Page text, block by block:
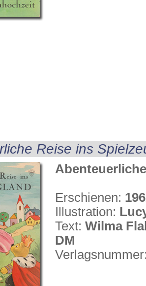
Reise ins
Erschienen:
Illustration:
Text:Wilma
DM